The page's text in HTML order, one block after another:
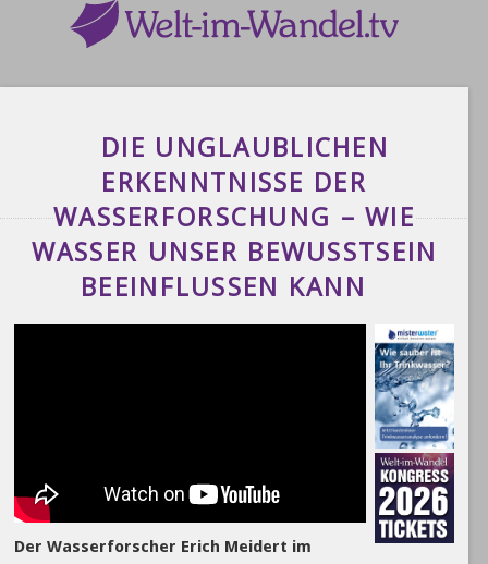
DIE UNGLAUBLICHEN
ERKENNTNISSE DER
WASSERFORSCHUNG – WIE
WASSER UNSER BEWUSSTSEIN
BEEINFLUSSEN KANN
Der Wasserforscher Erich Meidert im